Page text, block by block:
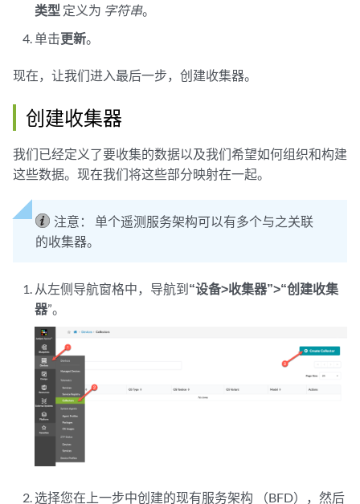
类型 定义为 字符串。
单击更新。
现在，让我们进入最后一步，创建收集器。
创建收集器
我们已经定义了要收集的数据以及我们希望如何组织和构建
这些数据。现在我们将这些部分映射在一起。
注意：
单个遥测服务架构可以有多个与之关联
的收集器。
从左侧导航窗格中，导航到 “设备>收集器”>“创建收集
器”。
选择您在上一步中创建的现有服务架构 （BFD），然后